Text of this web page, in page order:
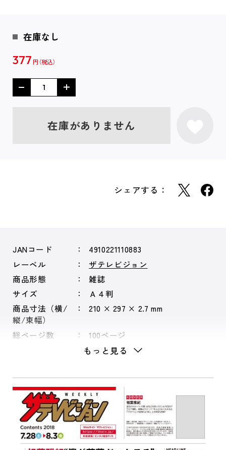
在庫なし
377 円
在庫がありません
シェアする：
JANコード
4910221110883
レーベル
ザテレビジョン
商品形態
雑誌
サイズ
Ａ４判
商品寸法（横/
縦/束幅）
210 × 297 × 2.7 mm
総ページ数 100ページ
もっと見る